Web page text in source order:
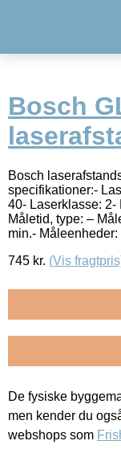
Bosch
Bosch
specifikationer:-
40- Laserklasse:
Måletid, type: –
min.-
745 kr. (Vis
De fysiske
men kender du
webshops som